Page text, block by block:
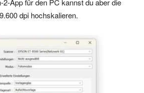
App für den PC kannst du aber die
dpi hochskalieren.